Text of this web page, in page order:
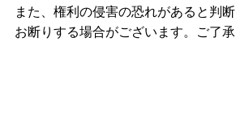
また、権利の侵害の恐れがあると判
お断りする場合がございます。ご了承